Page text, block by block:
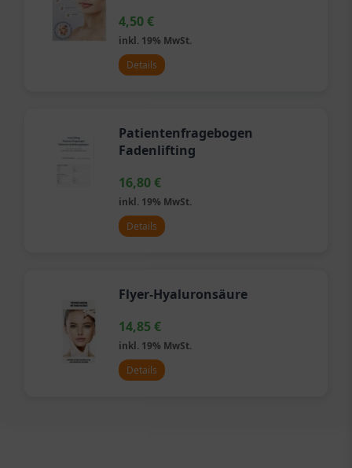
4,50€
inkl. 19% MwSt.
Details
Patientenfragebogen
Fadenlifting
16,80€
inkl. 19% MwSt.
Details
Flyer-Hyaluronsäure
14,85 €
inkl. 19% MwSt.
Details